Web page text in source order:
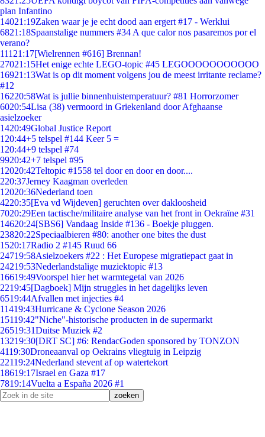
plan Infantino
14021:19Zaken waar je je echt dood aan ergert #17 - Werklui
6821:18Spaanstalige nummers #34 A que calor nos pasaremos por el
verano?
111 21:17[Wielrennen #616] Brennan!
27021:15Het enige echte LEGO-topic #45 LEGOOOOOOOOOOO
16921:13Wat is op dit moment volgens jou de meest irritante reclame?
#12
16220:58Wat is jullie binnenhuistemperatuur? #81 Horrorzomer
6020:54Lisa (38) vermoord in Griekenland door Afghaanse
asielzoeker
1420:49Global Justice Report
1 20:44+5 telspel #144 Keer 5 =
1 20:44+9 telspel #74
9920:42+7 telspel #95
12020:42Teltopic #1558 tel door en door en door....
220:37Jerney Kaagman overleden
12020:36Nederland toen
4220:35[Eva vd Wijdeven] geruchten over dakloosheid
7020:29Een tactische/militaire analyse van het front in Oekraïne #31
14620:24[SBS6] Vandaag Inside #136 - Boekje pluggen.
23820:22Speciaalbieren #80: another one bites the dust
1520:17Radio 2 #145 Ruud 66
24719:58Asielzoekers #22 : Het Europese migratiepact gaat in
24219:53Nederlandstalige muziektopic #13
16619:49Voorspel hier het warmtegetal van 2026
2219:45[Dagboek] Mijn struggles in het dagelijks leven
6519:44Afvallen met injecties #4
11419:43Hurricane & Cyclone Season 2026
15119:42"Niche"-historische producten in de supermarkt
26519:31Duitse Muziek #2
13219:30[DRT SC] #6: RendacGoden sponsored by TONZON
4119:30Droneaanval op Oekrains vliegtuig in Leipzig
22119:24Nederland stevent af op watertekort
18619:17Israel en Gaza #17
7819:14Vuelta a España 2026 #1